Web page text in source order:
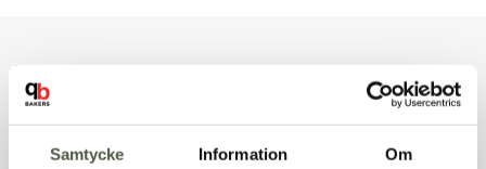
Samtycke Information Om
Kundtjänst
Kontakt
Liknande produkter